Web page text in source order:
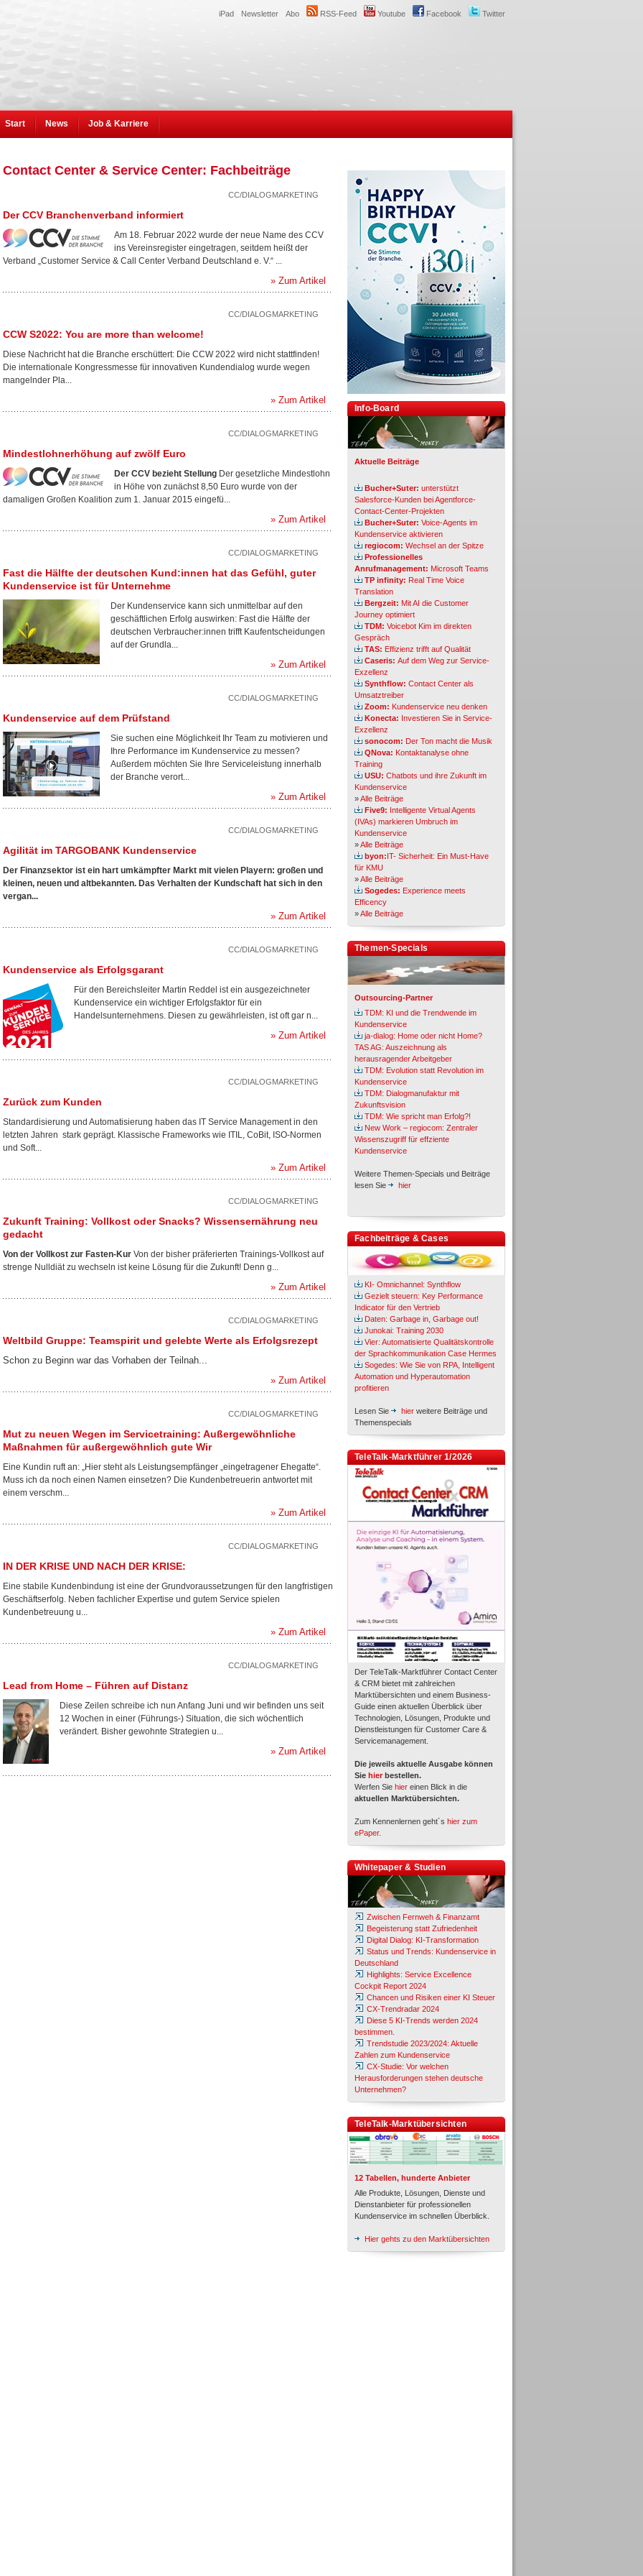
Twitter
Facebook
Youtube
RSS-Feed
Abo
Newsletter
iPad
Start News Job & Karriere
Contact Center & Service Center: Fachbeiträge
CC/DIALOGMARKETING
Der CCV Branchenverband informiert
Am 18. Februar 2022 wurde der neue Name des CCV
ins Vereinsregister eingetragen, seitdem heißt der
Verband „Customer Service & Call Center Verband Deutschland e. V.“ ...
» Zum Artikel
CC/DIALOGMARKETING
CCW S2022: You are more than welcome!
Diese Nachricht hat die Branche erschüttert: Die CCW 2022 wird nicht stattfinden!
Die internationale Kongressmesse für innovativen Kundendialog wurde wegen
mangelnder Pla...
» Zum Artikel
CC/DIALOGMARKETING
Mindestlohnerhöhung auf zwölf Euro
Der CCV bezieht Stellung Der gesetzliche Mindestlohn
in Höhe von zunächst 8,50 Euro wurde von der
damaligen Großen Koalition zum 1. Januar 2015 eingefü...
» Zum Artikel
CC/DIALOGMARKETING
Fast die Hälfte der deutschen Kund:innen hat das Gefühl, guter
Kundenservice ist für Unternehme
Der Kundenservice kann sich unmittelbar auf den
geschäftlichen Erfolg auswirken: Fast die Hälfte der
deutschen Verbraucher:innen trifft Kaufentscheidungen
auf der Grundla...
» Zum Artikel
CC/DIALOGMARKETING
Kundenservice auf dem Prüfstand
Sie suchen eine Möglichkeit Ihr Team zu motivieren und
Ihre Performance im Kundenservice zu messen?
Außerdem möchten Sie Ihre Serviceleistung innerhalb
der Branche verort...
» Zum Artikel
CC/DIALOGMARKETING
Agilität im TARGOBANK Kundenservice
Der Finanzsektor ist ein hart umkämpfter Markt mit vielen Playern: großen und
kleinen, neuen und altbekannten. Das Verhalten der Kundschaft hat sich in den
vergan...
» Zum Artikel
CC/DIALOGMARKETING
Kundenservice als Erfolgsgarant
Für den Bereichsleiter Martin Reddel ist ein ausgezeichneter
Kundenservice ein wichtiger Erfolgsfaktor für ein
Handelsunternehmens. Diesen zu gewährleisten, ist oft gar n...
» Zum Artikel
CC/DIALOGMARKETING
Zurück zum Kunden
Standardisierung und Automatisierung haben das IT Service Management in den
letzten Jahren stark geprägt. Klassische Frameworks wie ITIL, CoBit, ISO-Normen
und Soft...
» Zum Artikel
CC/DIALOGMARKETING
Zukunft Training: Vollkost oder Snacks? Wissensernährung neu
gedacht
Von der Vollkost zur Fasten-Kur Von der bisher präferierten Trainings-Vollkost auf
strenge Nulldiät zu wechseln ist keine Lösung für die Zukunft! Denn g...
» Zum Artikel
CC/DIALOGMARKETING
Weltbild Gruppe: Teamspirit und gelebte Werte als Erfolgsrezept
Schon zu Beginn war das Vorhaben der Teilnah...
» Zum Artikel
CC/DIALOGMARKETING
Mut zu neuen Wegen im Servicetraining: Außergewöhnliche
Maßnahmen für außergewöhnlich gute Wir
Eine Kundin ruft an: „Hier steht als Leistungsempfänger „eingetragener Ehegatte“.
Muss ich da noch einen Namen einsetzen? Die Kundenbetreuerin antwortet mit
einem verschm...
» Zum Artikel
CC/DIALOGMARKETING
IN DER KRISE UND NACH DER KRISE:
Eine stabile Kundenbindung ist eine der Grundvoraussetzungen für den langfristigen
Geschäftserfolg. Neben fachlicher Expertise und gutem Service spielen
Kundenbetreuung u...
» Zum Artikel
CC/DIALOGMARKETING
Lead from Home – Führen auf Distanz
Diese Zeilen schreibe ich nun Anfang Juni und wir befinden uns seit
12 Wochen in einer (Führungs-) Situation, die sich wöchentlich
verändert. Bisher gewohnte Strategien u...
» Zum Artikel
Info-Board
Aktuelle Beiträge
Bucher+Suter: unterstützt
Salesforce-Kunden bei Agentforce-
Contact-Center-Projekten
Bucher+Suter: Voice-Agents im
Kundenservice aktivieren
regiocom: Wechsel an der Spitze
Professionelles
Anrufmanagement: Microsoft Teams
TP infinity: Real Time Voice
Translation
Bergzeit: Mit AI die Customer
Journey optimiert
TDM: Voicebot Kim im direkten
Gespräch
TAS: Effizienz trifft auf Qualität
Caseris: Auf dem Weg zur Service-
Exzellenz
Synthflow: Contact Center als
Umsatztreiber
Zoom: Kundenservice neu denken
Konecta: Investieren Sie in Service-
Exzellenz
sonocom: Der Ton macht die Musik
QNova: Kontaktanalyse ohne
Training
USU: Chatbots und ihre Zukunft im
Kundenservice
»Alle Beiträge
Five9: Intelligente Virtual Agents
(IVAs) markieren Umbruch im
Kundenservice
»Alle Beiträge
byon:IT- Sicherheit: Ein Must-Have
für KMU
»Alle Beiträge
Sogedes: Experience meets
Efficency
»Alle Beiträge
Themen-Specials
Outsourcing-Partner
TDM: KI und die Trendwende im
Kundenservice
ja-dialog: Home oder nicht Home?
TAS AG: Auszeichnung als
herausragender Arbeitgeber
TDM: Evolution statt Revolution im
Kundenservice
TDM: Dialogmanufaktur mit
Zukunftsvision
TDM: Wie spricht man Erfolg?!
New Work – regiocom: Zentraler
Wissenszugriff für effziente
Kundenservice
Weitere Themen-Specials und Beiträge
lesen Sie
hier
Fachbeiträge & Cases
KI- Omnichannel: Synthflow
Gezielt steuern: Key Performance
Indicator für den Vertrieb
Daten: Garbage in, Garbage out!
Junokai: Training 2030
Vier: Automatisierte Qualitätskontrolle
der Sprachkommunikation Case Hermes
Sogedes: Wie Sie von RPA, Intelligent
Automation und Hyperautomation
profitieren
Lesen Sie hier weitere Beiträge und
Themenspecials
TeleTalk-Marktführer 1/2026
Der TeleTalk-Marktführer Contact Center
& CRM bietet mit zahlreichen
Marktübersichten und einem Business-
Guide einen aktuellen Überblick über
Technologien, Lösungen, Produkte und
Dienstleistungen für Customer Care &
Servicemanagement.
Die jeweils aktuelle Ausgabe können
Sie hier bestellen.
Werfen Sie hier einen Blick in die
aktuellen Marktübersichten.
Zum Kennenlernen geht´s hier zum
ePaper.
Whitepaper & Studien
Zwischen Fernweh & Finanzamt
Begeisterung statt Zufriedenheit
Digital Dialog: KI-Transformation
Status und Trends: Kundenservice in
Deutschland
Highlights: Service Excellence
Cockpit Report 2024
Chancen und Risiken einer KI Steuer
CX-Trendradar 2024
Diese 5 KI-Trends werden 2024
bestimmen.
Trendstudie 2023/2024: Aktuelle
Zahlen zum Kundenservice
CX-Studie: Vor welchen
Herausforderungen stehen deutsche
Unternehmen?
TeleTalk-Marktübersichten
12 Tabellen, hunderte Anbieter
Alle Produkte, Lösungen, Dienste und
Dienstanbieter für professionellen
Kundenservice im schnellen Überblick.
Hier gehts zu den Marktübersichten